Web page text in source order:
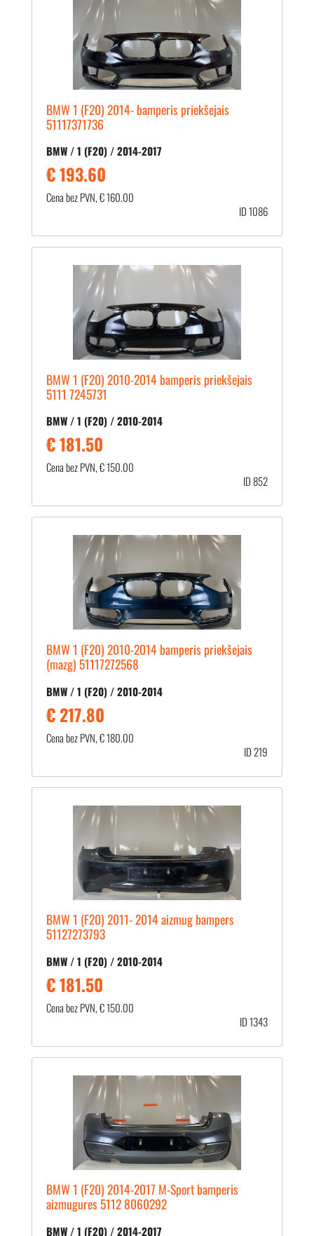
BMW 1 (F20) 2014- bamperis priekšejais
51117371736
BMW / 1 (F20) / 2014-2017
€ 193.60
Cena bez PVN, € 160.00
ID 1086
BMW 1 (F20) 2010-2014 bamperis priekšejais
5111 7245731
BMW / 1 (F20) / 2010-2014
€ 181.50
Cena bez PVN, € 150.00
ID 852
BMW 1 (F20) 2010-2014 bamperis priekšejais
(mazg) 51117272568
BMW / 1 (F20) / 2010-2014
€ 217.80
Cena bez PVN, € 180.00
ID 219
BMW 1 (F20) 2011- 2014 aizmug bampers
51127273793
BMW / 1 (F20) / 2010-2014
€ 181.50
Cena bez PVN, € 150.00
ID 1343
BMW 1 (F20) 2014-2017 M-Sport bamperis
aizmugures 5112 8060292
BMW / 1 (F20) / 2014-2017